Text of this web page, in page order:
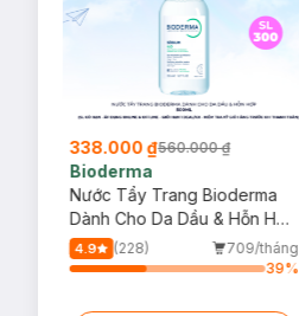
338.000 ₫560.000 ₫
Bioderma
Nước Tẩy Trang Bioderma
Dành Cho Da Dầu & Hỗn Hợp
500ml
4.9 (228)
709/tháng
39%